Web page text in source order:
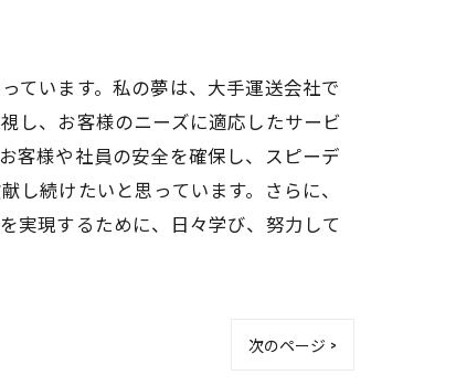
ています。私の夢は、大手運送会社で
し、お客様のニーズに適応したサービ
客様や社員の安全を確保し、スピーデ
続けたいと思っています。さらに、
実現するために、日々学び、努力して
次のページ >